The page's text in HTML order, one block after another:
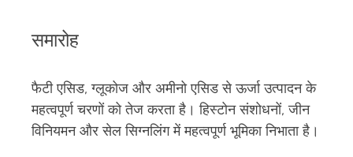
समारोह
फैटी एसिड, ग्लूकोज और अमीनो एसिड से ऊर्जा उत्पादन के
महत्वपूर्ण चरणों को तेज करता है। हिस्टोन संशोधनों, जीन
विनियमन और सेल सिग्नलिंग में महत्वपूर्ण भूमिका निभाता है।